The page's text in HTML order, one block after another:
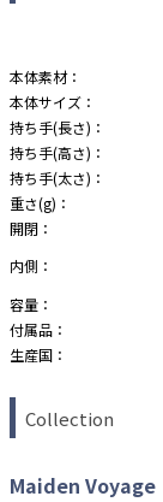
本体素材：
本体サイズ：
持ち手(長さ)：
持ち手(高さ)：
持ち手(太さ)：
重さ(g)：
開閉：
内側：
容量：
付属品：
生産国：
Collection
Maiden Voyage